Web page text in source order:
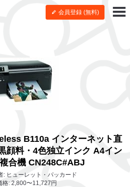
会員登録 (無料)
B110a インターネット直
顔料・4色独立インク A4イン
合機 CN248C#ABJ
: ヒューレット・パッカード
格: 2,800〜11,727円